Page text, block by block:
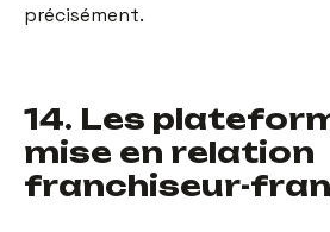
précisément.
14. Les
mise en relation
franchiseur-